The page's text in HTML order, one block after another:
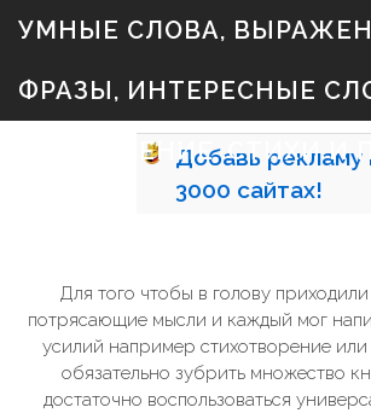
УМНЫЕ СЛОВА,
ФРАЗЫ, ИНТЕРЕСНЫЕ
ЖЕ ЗНАЧЕНИЕ, СТИХИ И
k
t
o
Добавь рекламу
3000 сайтах!
Для того чтобы в голову
потрясающие мысли и каждый мог
усилий например стихотворение
обязательно зубрить множество
достаточно воспользоваться